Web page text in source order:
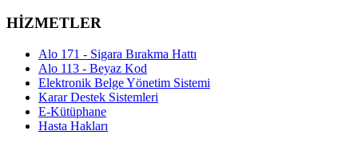
HİZMETLER
Alo 171 - Sigara Bırakma Hattı
Alo 113 - Beyaz Kod
Elektronik Belge Yönetim Sistemi
Karar Destek Sistemleri
E-Kütüphane
Hasta Hakları